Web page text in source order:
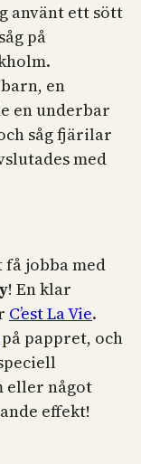
använt ett sött
på
en
en underbar
såg fjärilar
med
få jobba med
! En klar
C’est La Vie.
på pappret, och
eller något
effekt!